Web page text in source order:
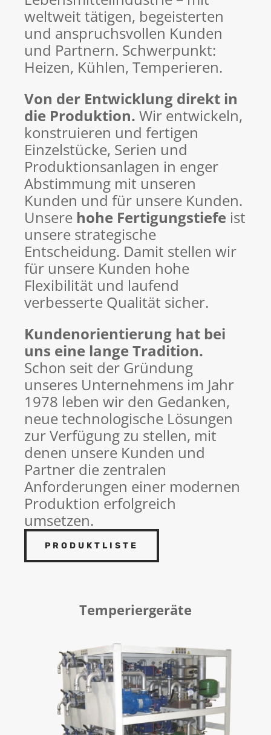
weltweit tätigen, begeisterten
und anspruchsvollen Kunden
und Partnern. Schwerpunkt:
Heizen, Kühlen, Temperieren.
Von der Entwicklung direkt in
die Produktion. Wir entwickeln,
konstruieren und fertigen
Einzelstücke, Serien und
Produktionsanlagen in enger
Abstimmung mit unseren
Kunden und für unsere Kunden.
Unsere hohe Fertigungstiefe ist
unsere strategische
Entscheidung. Damit stellen wir
für unsere Kunden hohe
Flexibilität und laufend
verbesserte Qualität sicher.
Kundenorientierung hat bei
uns eine lange Tradition.
Schon seit der Gründung
unseres Unternehmens im Jahr
1978 leben wir den Gedanken,
neue technologische Lösungen
zur Verfügung zu stellen, mit
denen unsere Kunden und
Partner die zentralen
Anforderungen einer modernen
Produktion erfolgreich
umsetzen.
PRODUKTLISTE
Temperiergeräte